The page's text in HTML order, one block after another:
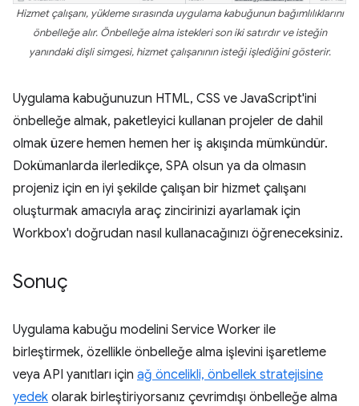
Hizmet çalışanı, yükleme sırasında uygulama kabuğunun bağımlılıklarını
önbelleğe alır. Önbelleğe alma istekleri son iki satırdır ve isteğin
yanındaki dişli simgesi, hizmet çalışanının isteği işlediğini gösterir.
Uygulama kabuğunuzun HTML, CSS ve JavaScript'ini
önbelleğe almak, paketleyici kullanan projeler de dahil
olmak üzere hemen hemen her iş akışında mümkündür.
Dokümanlarda ilerledikçe, SPA olsun ya da olmasın
projeniz için en iyi şekilde çalışan bir hizmet çalışanı
oluşturmak amacıyla araç zincirinizi ayarlamak için
Workbox'ı doğrudan nasıl kullanacağınızı öğreneceksiniz.
Sonuç
Uygulama kabuğu modelini Service Worker ile
birleştirmek, özellikle önbelleğe alma işlevini işaretleme
veya API yanıtları için ağ öncelikli, önbellek stratejisine
yedek olarak birleştiriyorsanız çevrimdışı önbelleğe alma